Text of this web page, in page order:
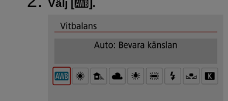
Välj [ ].